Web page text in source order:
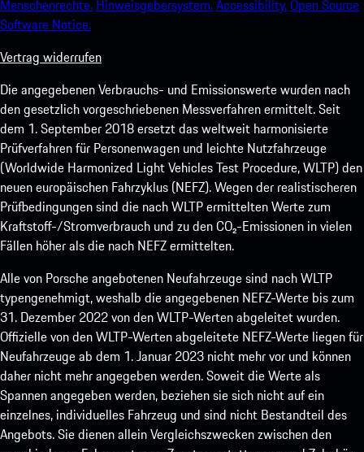
Menschenrechte. Hinweisgebersystem.Accessibility.Open Source
Software Notice.
Vertrag widerrufen
Die angegebenen Verbrauchs- und Emissionswerte wurden nach
den gesetzlich vorgeschriebenen Messverfahren ermittelt. Seit
dem 1. September 2018 ersetzt das weltweit harmonisierte
Prüfverfahren für Personenwagen und leichte Nutzfahrzeuge
(Worldwide Harmonized Light Vehicles Test Procedure, WLTP) den
neuen europäischen Fahrzyklus (NEFZ). Wegen der realistischeren
Prüfbedingungen sind die nach WLTP ermittelten Werte zum
Kraftstoff-/Stromverbrauch und zu den CO₂-Emissionen in vielen
Fällen höher als die nach NEFZ ermittelten.
Alle von Porsche angebotenen Neufahrzeuge sind nach WLTP
typengenehmigt, weshalb die angegebenen NEFZ-Werte bis zum
31. Dezember 2022 von den WLTP-Werten abgeleitet wurden.
Offizielle von den WLTP-Werten abgeleitete NEFZ-Werte liegen für
Neufahrzeuge ab dem 1. Januar 2023 nicht mehr vor und können
daher nicht mehr angegeben werden. Soweit die Werte als
Spannen angegeben werden, beziehen sie sich nicht auf ein
einzelnes, individuelles Fahrzeug und sind nicht Bestandteil des
Angebots. Sie dienen allein Vergleichszwecken zwischen den